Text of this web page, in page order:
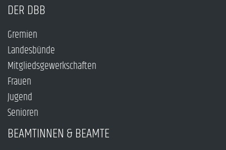
DER DBB
Gremien
Landesbünde
Mitgliedsgewerkschaften
Frauen
Jugend
Senioren
BEAMTINNEN & BEAMTE